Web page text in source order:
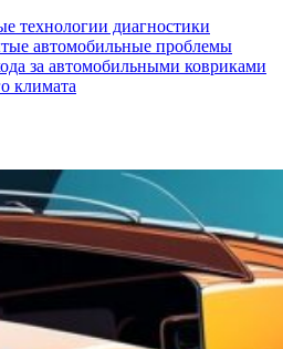
технологии диагностики
автомобильные проблемы
за автомобильными ковриками
климата